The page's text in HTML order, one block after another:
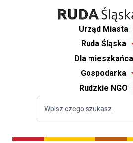
Urząd Miasta
Ruda Śląska
Dla mieszkańca
Gospodarka
Rudzkie NGO